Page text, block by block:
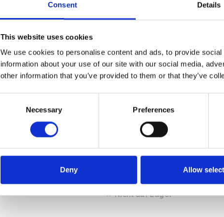
Consent Details
This website uses cookies
We use cookies to personalise content and ads, to provide
information about your use of our site with our social media,
other information that you’ve provided to them or that they’ve
Necessary Preferences
Deny Allow
Henchman Gartenleiter 360 cm
€796,00
Nicht auf Lager